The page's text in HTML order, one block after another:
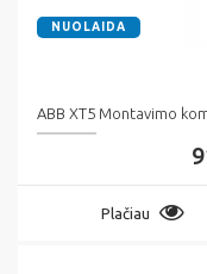
NUOLAIDA
ABB XT5 Montavimo
Plačiau